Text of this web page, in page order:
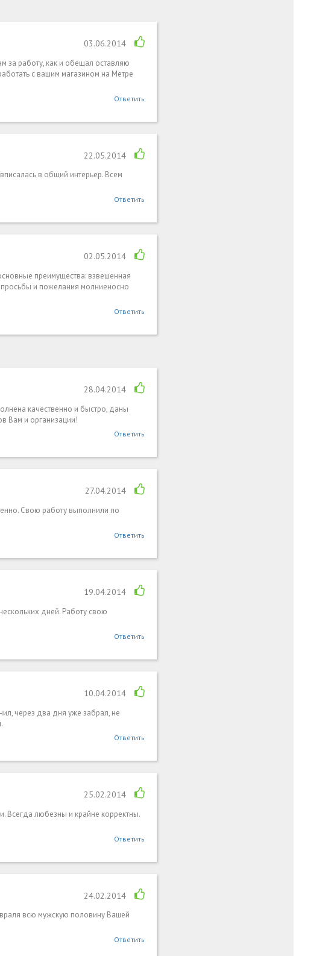
03.06.2014
за работу, как и обещал оставляю
с вашим магазином на Метре
Ответить
22.05.2014
в общий интерьер. Всем
Ответить
02.05.2014
преимущества: взвешенная
просьбы и пожелания молниеносно
Ответить
28.04.2014
качественно и быстро, даны
Вам и организации!
Ответить
27.04.2014
Свою работу выполнили по
Ответить
19.04.2014
дней. Работу свою
Ответить
10.04.2014
через два дня уже забрал, не
Ответить
25.02.2014
Всегда любезны и крайне корректны.
Ответить
24.02.2014
всю мужскую половину Вашей
Ответить